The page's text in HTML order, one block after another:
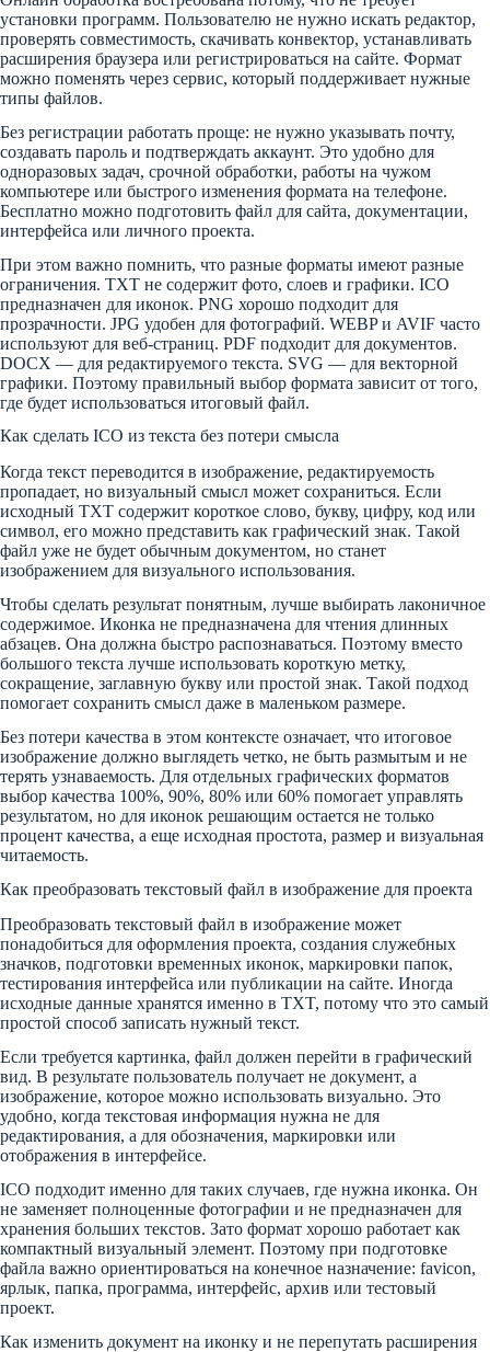
установки программ. Пользователю не нужно искать редактор,
проверять совместимость, скачивать конвектор, устанавливать
расширения браузера или регистрироваться на сайте. Формат
можно поменять через сервис, который поддерживает нужные
типы файлов.
Без регистрации работать проще: не нужно указывать почту,
создавать пароль и подтверждать аккаунт. Это удобно для
одноразовых задач, срочной обработки, работы на чужом
компьютере или быстрого изменения формата на телефоне.
Бесплатно можно подготовить файл для сайта, документации,
интерфейса или личного проекта.
При этом важно помнить, что разные форматы имеют разные
ограничения. TXT не содержит фото, слоев и графики. ICO
предназначен для иконок. PNG хорошо подходит для
прозрачности. JPG удобен для фотографий. WEBP и AVIF часто
используют для веб-страниц. PDF подходит для документов.
DOCX — для редактируемого текста. SVG — для векторной
графики. Поэтому правильный выбор формата зависит от того,
где будет использоваться итоговый файл.
Как сделать ICO из текста без потери смысла
Когда текст переводится в изображение, редактируемость
пропадает, но визуальный смысл может сохраниться. Если
исходный TXT содержит короткое слово, букву, цифру, код или
символ, его можно представить как графический знак. Такой
файл уже не будет обычным документом, но станет
изображением для визуального использования.
Чтобы сделать результат понятным, лучше выбирать лаконичное
содержимое. Иконка не предназначена для чтения длинных
абзацев. Она должна быстро распознаваться. Поэтому вместо
большого текста лучше использовать короткую метку,
сокращение, заглавную букву или простой знак. Такой подход
помогает сохранить смысл даже в маленьком размере.
Без потери качества в этом контексте означает, что итоговое
изображение должно выглядеть четко, не быть размытым и не
терять узнаваемость. Для отдельных графических форматов
выбор качества 100%, 90%, 80% или 60% помогает управлять
результатом, но для иконок решающим остается не только
процент качества, а еще исходная простота, размер и визуальная
читаемость.
Как преобразовать текстовый файл в изображение для проекта
Преобразовать текстовый файл в изображение может
понадобиться для оформления проекта, создания служебных
значков, подготовки временных иконок, маркировки папок,
тестирования интерфейса или публикации на сайте. Иногда
исходные данные хранятся именно в TXT, потому что это самый
простой способ записать нужный текст.
Если требуется картинка, файл должен перейти в графический
вид. В результате пользователь получает не документ, а
изображение, которое можно использовать визуально. Это
удобно, когда текстовая информация нужна не для
редактирования, а для обозначения, маркировки или
отображения в интерфейсе.
ICO подходит именно для таких случаев, где нужна иконка. Он
не заменяет полноценные фотографии и не предназначен для
хранения больших текстов. Зато формат хорошо работает как
компактный визуальный элемент. Поэтому при подготовке
файла важно ориентироваться на конечное назначение: favicon,
ярлык, папка, программа, интерфейс, архив или тестовый
проект.
Как изменить документ на иконку и не перепутать расширения